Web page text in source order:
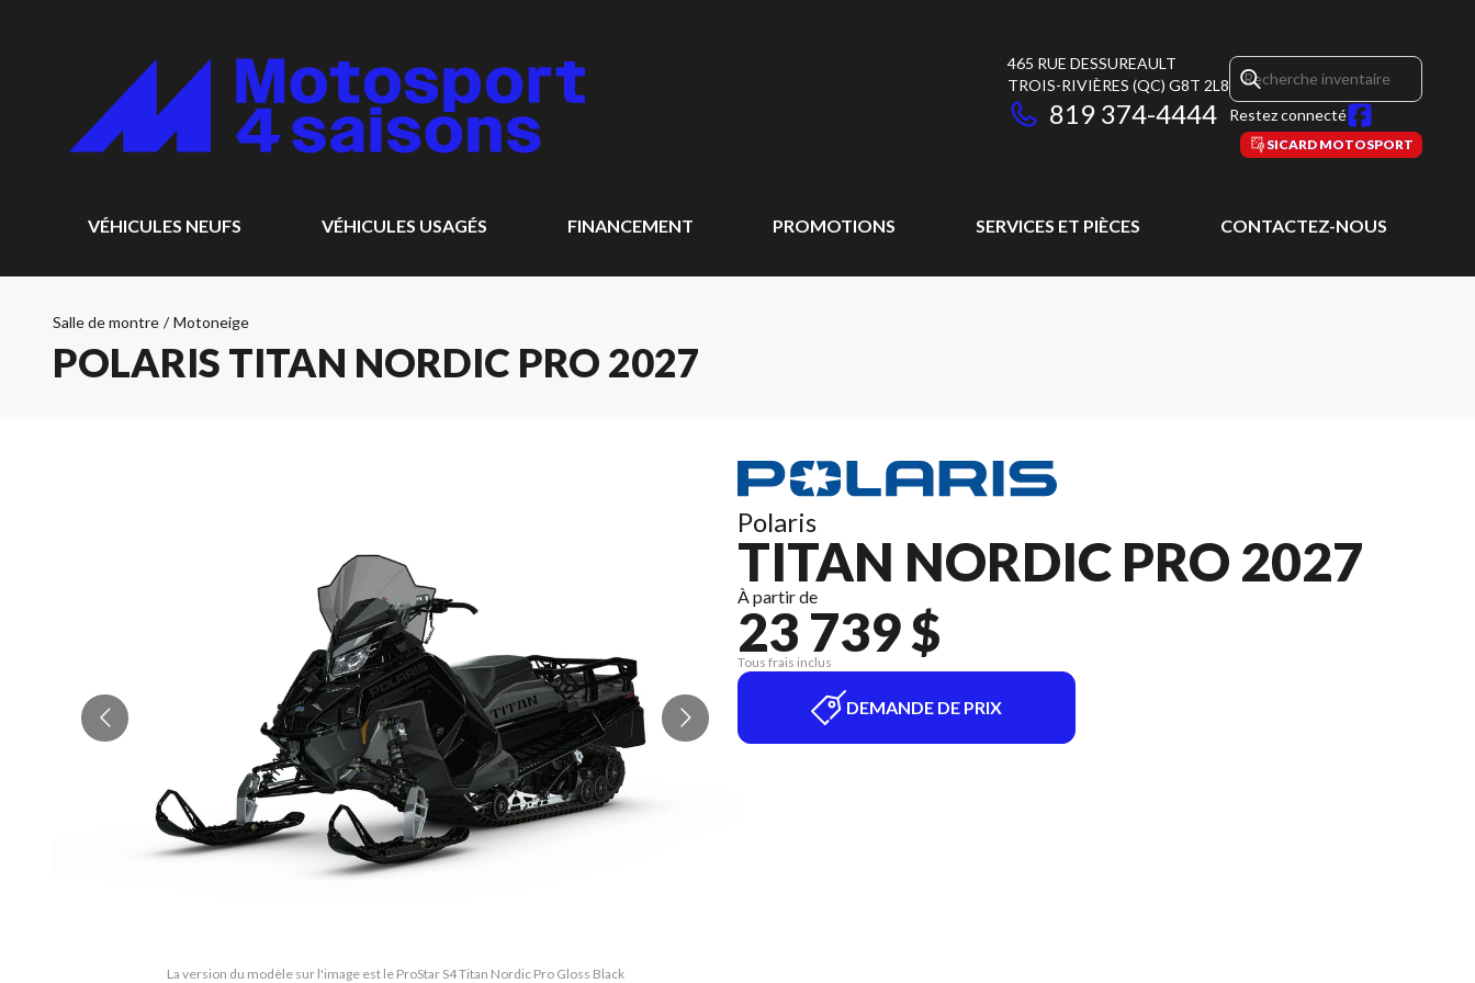
465 RUE DESSUREAULT
TROIS-RIVIÈRES (QC) G8T 2L8
819 374-4444 Restez connecté
SICARD MOTOSPORT
VÉHICULES NEUFS VÉHICULES USAGÉS FINANCEMENT PROMOTIONS SERVICES ET PIÈCES CONTACTEZ-NOUS
Salle de montre / Motoneige
POLARIS TITAN NORDIC PRO 2027
La version du modèle sur l'image est le ProStar S4 Titan Nordic Pro Gloss Black
Polaris
TITAN NORDIC PRO 2027
À partir de
23 739 $
Tous frais inclus
DEMANDE DE PRIX